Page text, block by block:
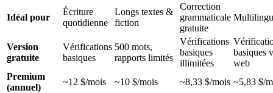
Idéal pour
Écriture
quotidienne
Longs textes &
fiction
Correction
grammaticale
gratuite
Version
gratuite
Vérifications
basiques
500 mots,
rapports limités
Vérifications
basiques
illimitées
basiques
web
Premium
(annuel)
~12 $/mois ~10 $/mois ~8,33 $/mois ~5,83 $/